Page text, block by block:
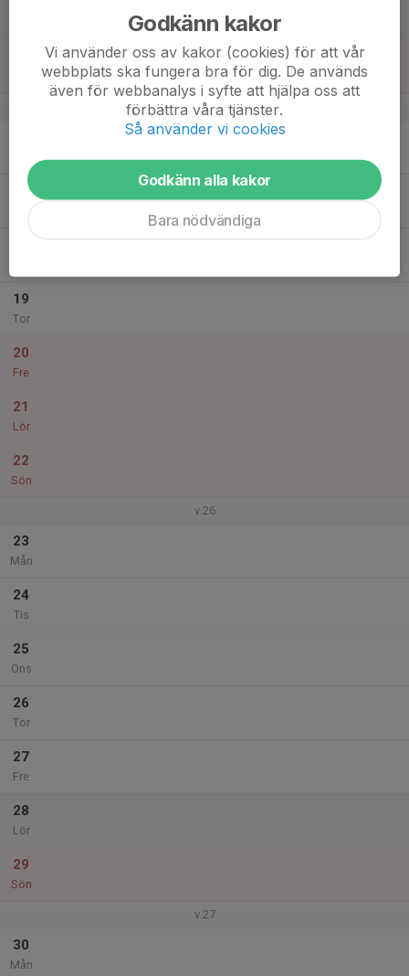
v.25
17
19
Tor
20
Fre
21
Lör
22
Sön
v.26
23
Mån
24
Tis
25
Ons
26
Tor
27
Fre
28
Lör
29
Sön
v.27
30
Mån
Godkänn kakor
Vi använder oss av kakor (cookies) för att vår
webbplats ska fungera bra för dig. De används
även för webbanalys i syfte att hjälpa oss att
förbättra våra tjänster.
Så använder vi cookies
Godkänn alla kakor
Bara nödvändiga